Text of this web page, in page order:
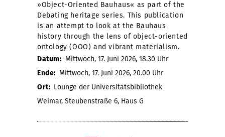
»Object-Oriented Bauhaus« as part of the
Debating heritage series. This publication
is an attempt to look at the Bauhaus
history through the lens of object-oriented
ontology (OOO) and vibrant materialism.
Datum: Mittwoch, 17. Juni 2026, 18.30 Uhr
Ende: Mittwoch, 17. Juni 2026, 20.00 Uhr
Ort: Lounge der Universitätsbibliothek
Weimar, Steubenstraße 6, Haus G